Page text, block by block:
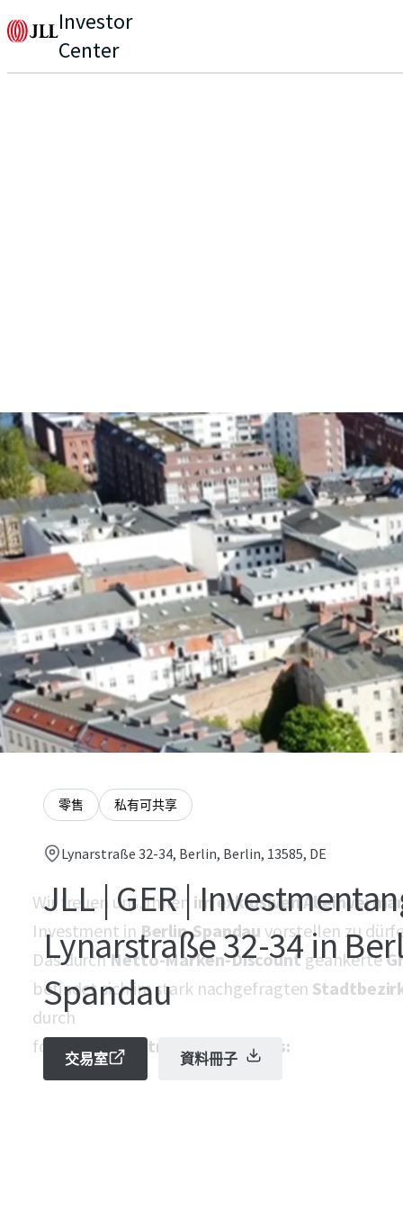
Investor
Center
零售 私有可共享
Lynarstraße 32-34, Berlin, Berlin, 13585, DE
JLL | GER |
Lynarstraße 32-34 in
Spandau
交易室 資料冊子
Wir freuen uns, Ihnen im exklusiven
Investment in Berlin-Spandauvorstellen zu
Das durchNetto-Marken-Discountgeankerte
befindet sich im stark nachgefragten
durch
folgende Investment-Highlights: